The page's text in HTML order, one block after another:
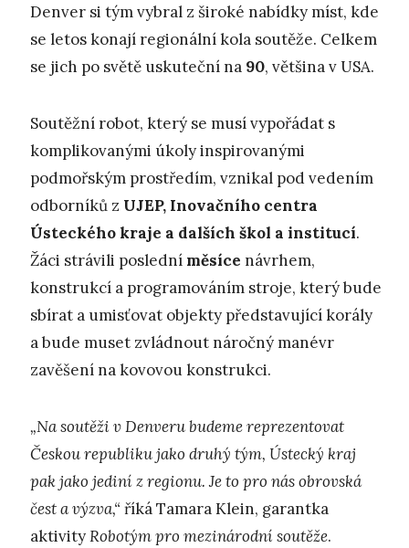
Denver si tým vybral z široké nabídky míst, kde
se letos konají regionální kola soutěže. Celkem
se jich po světě uskuteční na 90, většina v USA.
Soutěžní robot, který se musí vypořádat s
komplikovanými úkoly inspirovanými
podmořským prostředím, vznikal pod vedením
odborníků z UJEP, Inovačního centra
Ústeckého kraje a dalších škol a institucí.
Žáci strávili poslední měsíce návrhem,
konstrukcí a programováním stroje, který bude
sbírat a umisťovat objekty představující korály
a bude muset zvládnout náročný manévr
zavěšení na kovovou konstrukci.
„Na soutěži v Denveru budeme reprezentovat
Českou republiku jako druhý tým, Ústecký kraj
pak jako jediní z regionu. Je to pro nás obrovská
čest a výzva,“ říká Tamara Klein, garantka
aktivityRobotým pro mezinárodní soutěže.